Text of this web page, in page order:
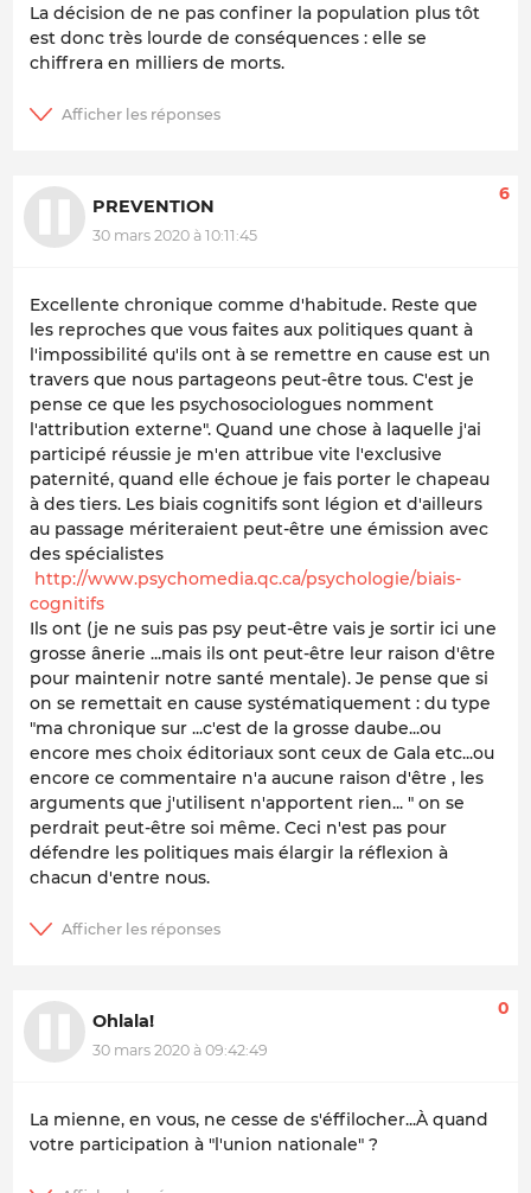
La décision de ne pas confiner la population plus tôt
est donc très lourde de conséquences : elle se
chiffrera en milliers de morts.
PREVENTION
30 mars 2020 à 10:11:45
6
Excellente chronique comme d'habitude. Reste que
les reproches que vous faites aux politiques quant à
l'impossibilité qu'ils ont à se remettre en cause est un
travers que nous partageons peut-être tous. C'est je
pense ce que les psychosociologues nomment
l'attribution externe". Quand une chose à laquelle j'ai
participé réussie je m'en attribue vite l'exclusive
paternité, quand elle échoue je fais porter le chapeau
à des tiers. Les biais cognitifs sont légion et d'ailleurs
au passage mériteraient peut-être une émission avec
des spécialistes
http://www.psychomedia.qc.ca/psychologie/biais-
cognitifs
Ils ont (je ne suis pas psy peut-être vais je sortir ici une
grosse ânerie ...mais ils ont peut-être leur raison d'être
pour maintenir notre santé mentale). Je pense que si
on se remettait en cause systématiquement : du type
"ma chronique sur ...c'est de la grosse daube...ou
encore mes choix éditoriaux sont ceux de Gala etc...ou
encore ce commentaire n'a aucune raison d'être , les
arguments que j'utilisent n'apportent rien... " on se
perdrait peut-être soi même. Ceci n'est pas pour
défendre les politiques mais élargir la réflexion à
chacun d'entre nous.
Ohlala!
30 mars 2020 à 09:42:49
0
La mienne, en vous, ne cesse de s'éffilocher...À quand
votre participation à "l'union nationale" ?